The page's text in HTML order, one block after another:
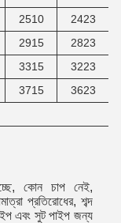
2510
2423
2915
2823
3315
3223
3715
3623
কোন চাপ নেই,
প্রতিরোধের, শব্দ
এবং সুট পাইপ জন্য